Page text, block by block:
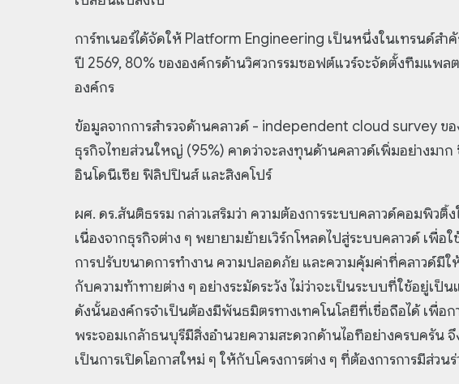
การ์ทเนอร์ได้จัดให้ Platform Engineering เป็นหนึ่งในเทรนด์ส
ปี 2569, 80% ขององค์กรด้านวิศวกรรมซอฟต์แวร์จะจัดตั้งทีมแพล
องค์กร
ข้อมูลจากการสำรวจด้านคลาวด์ - independent cloud survey ข
ธุรกิจไทยส่วนใหญ่ (95%) คาดว่าจะลงทุนด้านคลาวด์เพิ่มอย่างมาก
อินโดนีเซีย ฟิลิปปินส์ และสิงคโปร์
ผศ. ดร.สันติธรรม กล่าวเสริมว่า ความต้องการระบบคลาวด์คอมพิว
เนื่องจากธุรกิจต่าง ๆ พยายามย้ายเวิร์กโหลดไปสู่ระบบคลาวด์ เพื่
การปรับขนาดการทำงาน ความปลอดภัย และความคุ้มค่าที่คลาวด์มีใ
กับความท้าทายต่าง ๆ อย่างระมัดระวัง ไม่ว่าจะเป็นระบบที่ใช้อยู่เ
ดังนั้นองค์กรจำเป็นต้องมีพันธมิตรทางเทคโนโลยีที่เชื่อถือได้ เพื่อ
พระจอมเกล้าธนบุรีมีสิ่งอำนวยความสะดวกด้านไอทีอย่างครบครัน
เป็นการเปิดโอกาสใหม่ ๆ ให้กับโครงการต่าง ๆ ที่ต้องการการมีส่วน